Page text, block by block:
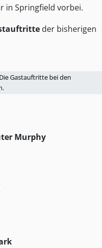
in Springfield vorbei.
der bisherigen
Gastauftritte bei den
Murphy